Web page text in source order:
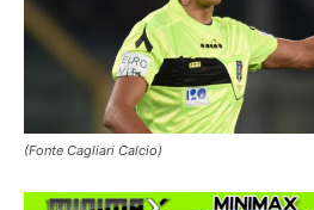
(Fonte Cagliari Calcio)